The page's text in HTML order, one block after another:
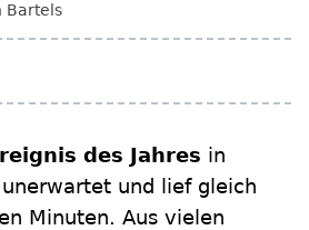
Bartels
des Jahres in
und lief gleich
Minuten. Aus vielen